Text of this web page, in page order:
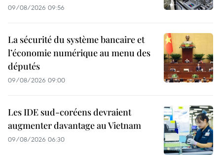
09/08/2026 09:56
La sécurité du système bancaire et
l’économie numérique au menu des
députés
09/08/2026 09:00
Les IDE sud-coréens devraient
augmenter davantage au Vietnam
09/08/2026 06:30